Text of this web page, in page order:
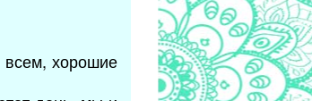
всем, хорошие